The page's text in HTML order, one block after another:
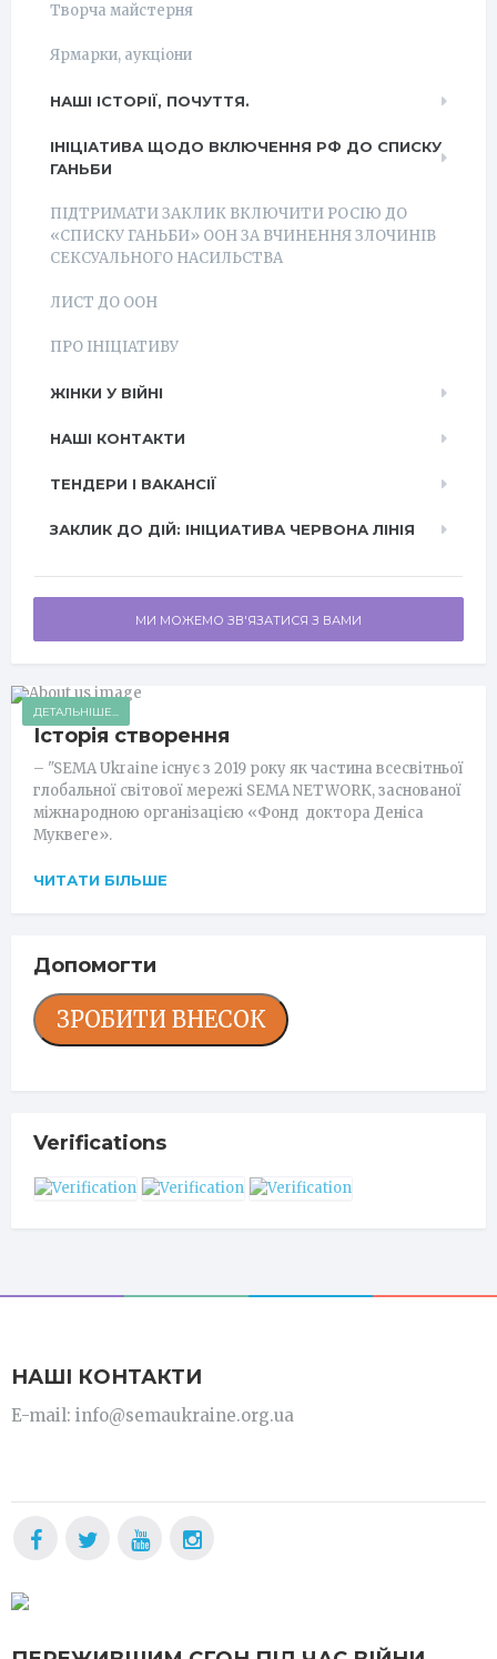
Творча майстерня
Ярмарки, аукціони
НАШІ ІСТОРІЇ, ПОЧУТТЯ.
ІНІЦІАТИВА ЩОДО ВКЛЮЧЕННЯ РФ ДО СПИСКУ
ГАНЬБИ
ПІДТРИМАТИ ЗАКЛИК ВКЛЮЧИТИ РОСІЮ ДО
«СПИСКУ ГАНЬБИ» ООН ЗА ВЧИНЕННЯ ЗЛОЧИНІВ
СЕКСУАЛЬНОГО НАСИЛЬСТВА
ЛИСТ ДО ООН
ПРО ІНІЦІАТИВУ
ЖІНКИ У ВІЙНІ
НАШІ КОНТАКТИ
ТЕНДЕРИ І ВАКАНСІЇ
ЗАКЛИК ДО ДІЙ: ІНІЦИАТИВА ЧЕРВОНА ЛІНІЯ
МИ МОЖЕМО ЗВ'ЯЗАТИСЯ З ВАМИ
ДЕТАЛЬНІШЕ...
Історія створення
– "SEMA Ukraine існує з 2019 року як частина всесвітньої
глобальної світової мережі SEMA NETWORK, заснованої
міжнародною організацією «Фонд доктора Деніса
Муквеге».
ЧИТАТИ БІЛЬШЕ
Допомогти
ЗРОБИТИ ВНЕСОК
Verifications
НАШІ КОНТАКТИ
E-mail: info@semaukraine.org.ua